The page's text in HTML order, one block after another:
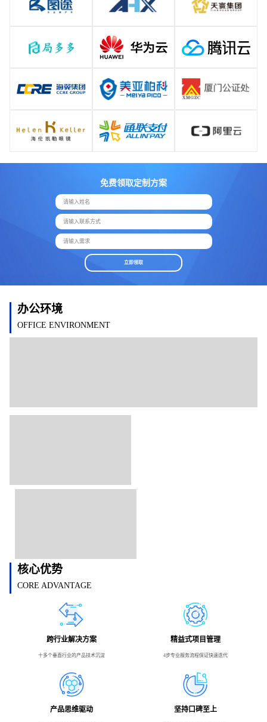
免费领取定制方案
请输入姓名
请输入联系方式
请输入需求
立即领取
办公环境
OFFICE ENVIRONMENT
核心优势
CORE ADVANTAGE
跨行业解决方案
十多个垂直行业的产品技术沉淀
精益式项目管理
4步专业服务流程保证快速迭代
产品思维驱动 坚持口碑至上